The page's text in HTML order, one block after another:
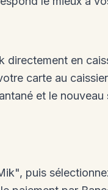
directement en
carte au
et le
puis